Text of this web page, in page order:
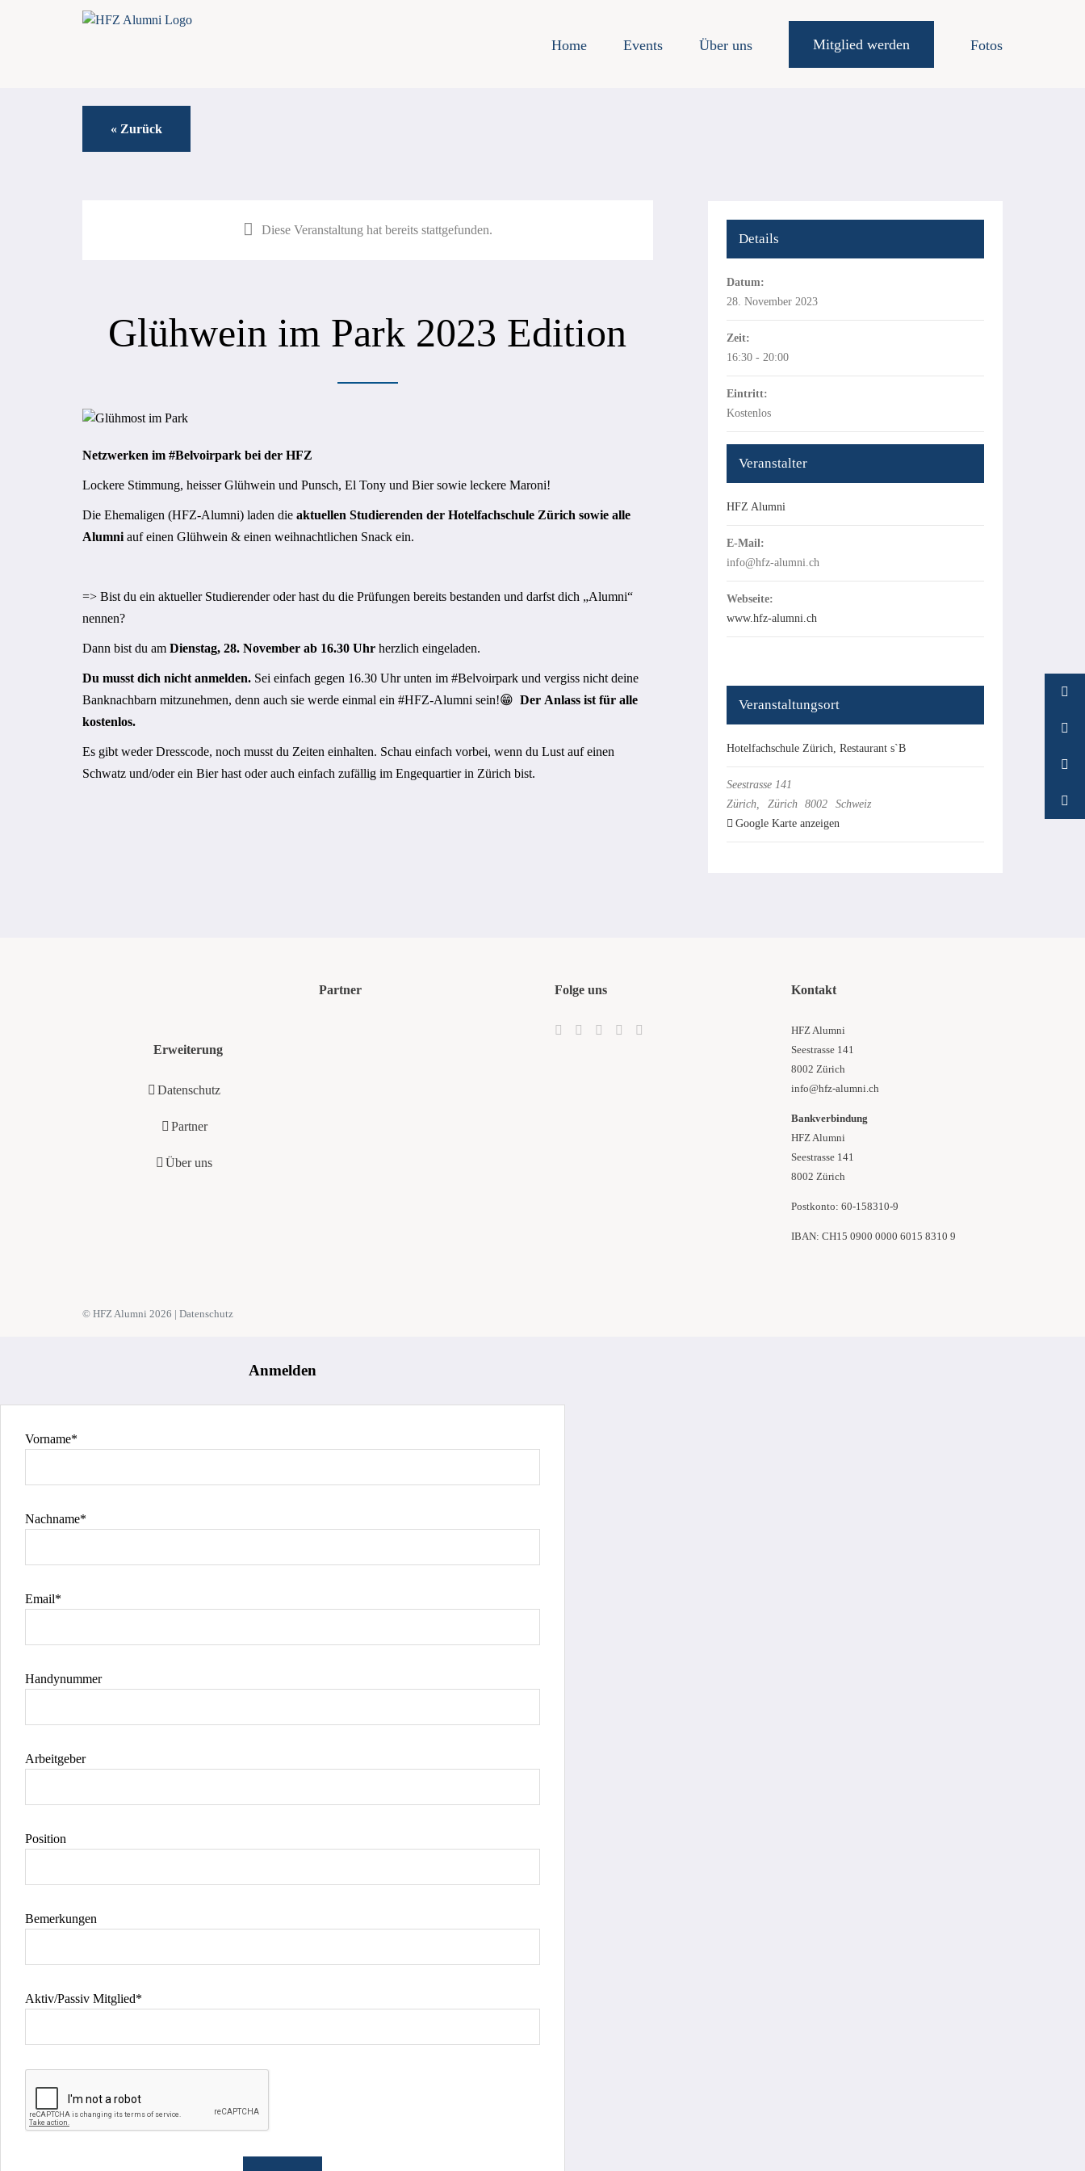
Home Events Über uns Mitglied werden Fotos
« Zurück
Diese Veranstaltung hat bereits stattgefunden.
Glühwein im Park 2023 Edition
Netzwerken im #Belvoirpark bei der HFZ
Lockere Stimmung, heisser Glühwein und Punsch, El Tony und Bier sowie leckere Maroni!
Die Ehemaligen (HFZ-Alumni) laden die aktuellen Studierenden der Hotelfachschule Zürich sowie alle
Alumni auf einen Glühwein & einen weihnachtlichen Snack ein.
=> Bist du ein aktueller Studierender oder hast du die Prüfungen bereits bestanden und darfst dich „Alumni“
nennen?
Dann bist du am Dienstag, 28. November ab 16.30 Uhr herzlich eingeladen.
Du musst dich nicht anmelden. Sei einfach gegen 16.30 Uhr unten im #Belvoirpark und vergiss nicht deine
Banknachbarn mitzunehmen, denn auch sie werde einmal ein #HFZ-Alumni sein!😁 Der Anlass ist für alle
kostenlos.
Es gibt weder Dresscode, noch musst du Zeiten einhalten. Schau einfach vorbei, wenn du Lust auf einen
Schwatz und/oder ein Bier hast oder auch einfach zufällig im Engequartier in Zürich bist.
Details
Datum:
28. November 2023
Zeit:
16:30 - 20:00
Eintritt:
Kostenlos
Veranstalter
HFZ Alumni
E-Mail:
info@hfz-alumni.ch
Webseite:
www.hfz-alumni.ch
Veranstaltungsort
Hotelfachschule Zürich, Restaurant s`B
Seestrasse 141
Zürich
Zürich 8002
Schweiz
Google Karte anzeigen
Erweiterung
Datenschutz
Partner
Über uns
Partner Folge uns Kontakt
HFZ Alumni
Seestrasse 141
8002 Zürich
info@hfz-alumni.ch
Bankverbindung
HFZ Alumni
Seestrasse 141
8002 Zürich
Postkonto: 60-158310-9
IBAN: CH15 0900 0000 6015 8310 9
© HFZ Alumni 2026 | Datenschutz
Anmelden
Vorname*
Nachname*
Email*
Handynummer
Arbeitgeber
Position
Bemerkungen
Aktiv/Passiv Mitglied*